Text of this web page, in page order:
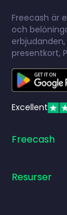
Freecash är
och
presentkort,
Excellent
Freecash
Resurser